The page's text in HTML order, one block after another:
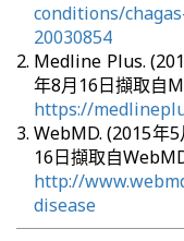
conditions/
20030854
Medline Plus.
年8月16日擷取自
https://
WebMD. (2015年
16日擷取自
http://
disease